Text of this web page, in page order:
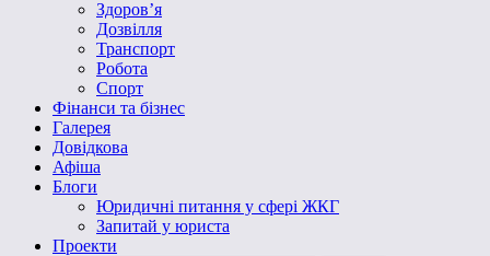
Здоров’я
Дозвілля
Транспорт
Робота
Спорт
Фінанси та бізнес
Галерея
Довідкова
Афіша
Блоги
Юридичні питання у сфері ЖКГ
Запитай у юриста
Проекти